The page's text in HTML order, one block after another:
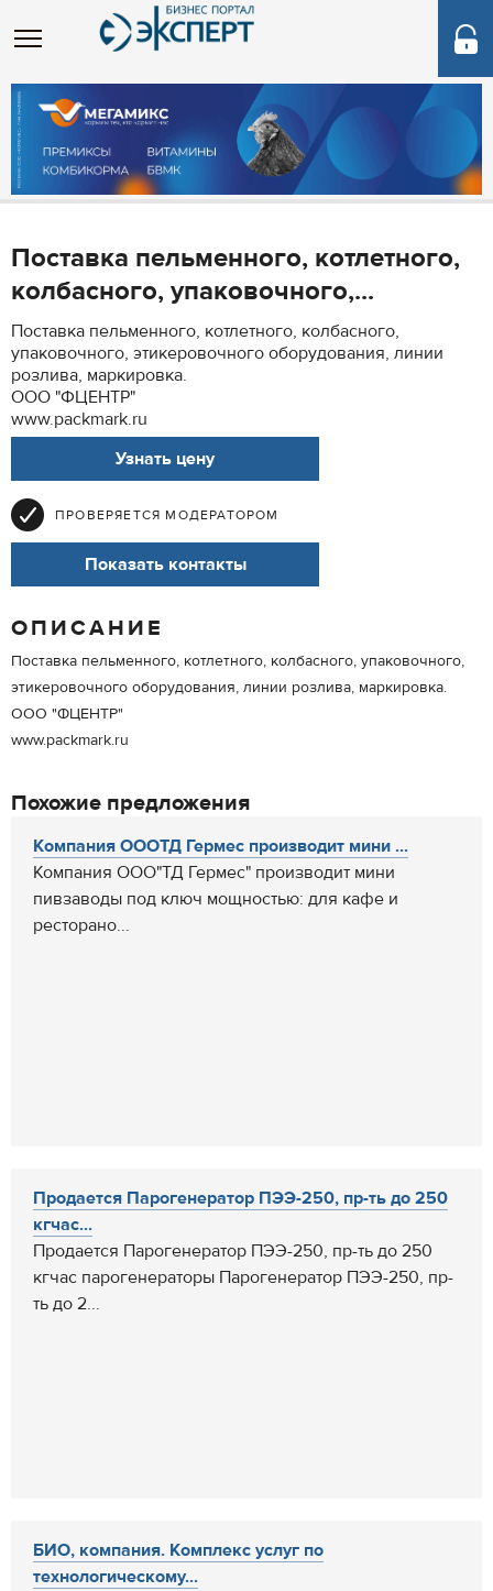
Поставка пельменного, котлетного,
колбасного, упаковочного,...
Поставка пельменного, котлетного, колбасного,
упаковочного, этикеровочного оборудования, линии
розлива, маркировка.
ООО "ФЦЕНТР"
www.packmark.ru
Узнать цену
ПРОВЕРЯЕТСЯ МОДЕРАТОРОМ
Показать контакты
ОПИСАНИЕ
Поставка пельменного, котлетного, колбасного, упаковочного,
этикеровочного оборудования, линии розлива, маркировка.
ООО "ФЦЕНТР"
www.packmark.ru
Похожие предложения
Компания ОООТД Гермес производит мини ...
Компания ООО"ТД Гермес" производит мини
пивзаводы под ключ мощностью: для кафе и
ресторано...
Продается Парогенератор ПЭЭ-250, пр-ть до 250
кгчас...
Продается Парогенератор ПЭЭ-250, пр-ть до 250
кгчас парогенераторы Парогенератор ПЭЭ-250, пр-
ть до 2...
БИО, компания. Комплекс услуг по
технологическому...